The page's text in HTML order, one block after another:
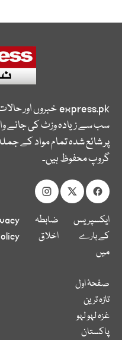
express.pkخبروں اور
سب سے زیادہ وزٹ کی جانے
پر شائع شدہ تمام مواد کے
گروپ محفوظ ہیں۔
ایکسپریس
کے بارے
میں
ضابطہ
اخلاق
صفحۂ اول
تازہ ترین
غزہ لہو لہو
پاکستان